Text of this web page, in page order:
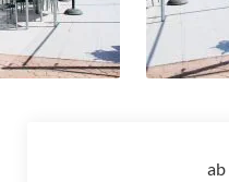
ab